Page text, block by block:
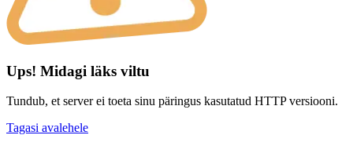
Ups! Midagi läks viltu
Tundub, et server ei toeta sinu päringus kasutatud HTTP versiooni.
Tagasi avalehele